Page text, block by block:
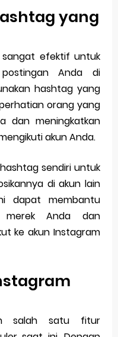
yang
efektif untuk
postingan Anda di
hashtag yang
orang yang
dan meningkatkan
akun Anda.
sendiri untuk
di akun lain
dapat membantu
merek Anda dan
ke akun Instagram
salah satu fitur